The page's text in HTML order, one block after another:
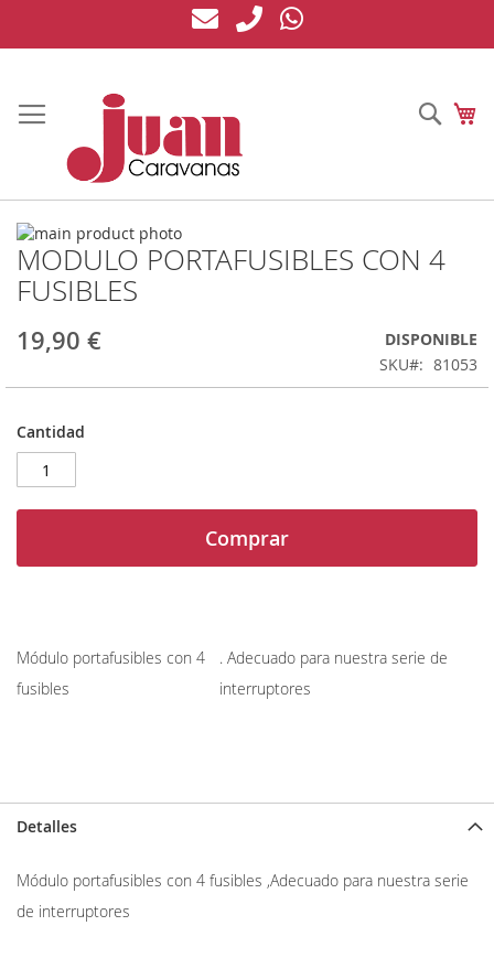
contenido
MODULO PORTAFUSIBLES CON 4
FUSIBLES
19,90 €
DISPONIBLE
SKU
81053
Cantidad
Comprar
Módulo portafusibles con 4
fusibles
. Adecuado para nuestra serie de
interruptores
Saltar
al
final
de
galería
imágenes
Saltar
al
comienzo
la
de
Detalles
Módulo portafusibles con 4 fusibles ,Adecuado para nuestra serie
de interruptores